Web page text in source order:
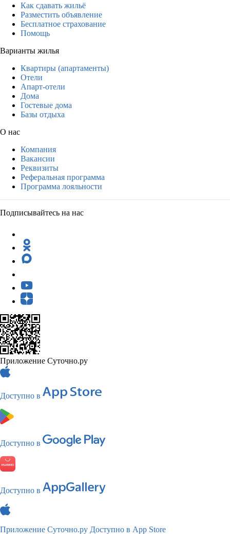
Как сдавать жильё
Разместить объявление
Бесплатное страхование
Помощь
Варианты жилья
Квартиры (апартаменты)
Отели
Апарт-отели
Дома
Гостевые дома
Базы отдыха
О нас
Компания
Вакансии
Реквизиты
Реферальная программа
Программа лояльности
Подписывайтесь на нас
Приложение Суточно.ру
Доступно в
Доступно в
Доступно в
Приложение Суточно.ру Доступно в App Store